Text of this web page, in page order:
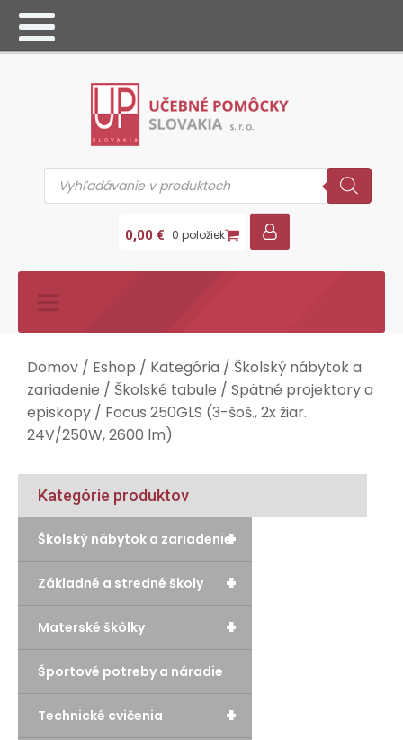
Products
search
0,00 € 0 položiek
Domov / Eshop / Kategória / Školský nábytok a
zariadenie / Školské tabule / Spätné projektory a
episkopy / Focus 250GLS (3-šoš., 2x žiar.
24V/250W, 2600 lm)
Kategórie produktov
+
Školský nábytok a zariadenie
+
Základné a stredné školy
+
Materské škôlky
Športové potreby a náradie
+
Technické cvičenia